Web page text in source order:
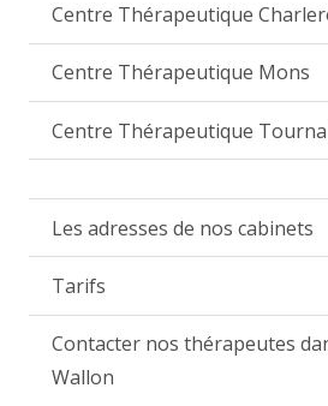
Centre Thérapeutique
Centre Thérapeutique Mons
Centre Thérapeutique
Les adresses de nos cabinets
Tarifs
Contacter nos thérapeutes
Wallon